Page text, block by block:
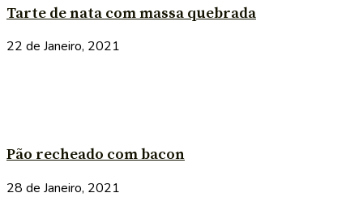
Tarte de nata com massa quebrada
22 de Janeiro, 2021
Pão recheado com bacon
28 de Janeiro, 2021